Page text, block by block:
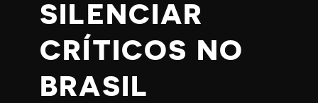
SILENCIAR
CRÍTICOS NO
BRASIL